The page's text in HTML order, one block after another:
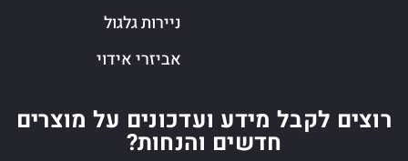
ניירות גלגול
אביזרי אידוי
רוצים לקבל מידע ועדכונים על מוצרים
חדשים והנחות?